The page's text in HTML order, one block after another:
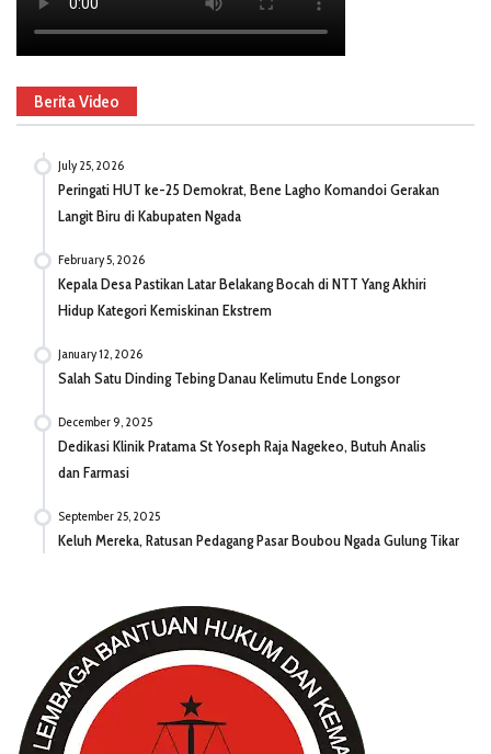
Berita Video
July 25, 2026
Peringati HUT ke-25 Demokrat, Bene Lagho Komandoi Gerakan
Langit Biru di Kabupaten Ngada
February 5, 2026
Kepala Desa Pastikan Latar Belakang Bocah di NTT Yang Akhiri
Hidup Kategori Kemiskinan Ekstrem
January 12, 2026
Salah Satu Dinding Tebing Danau Kelimutu Ende Longsor
December 9, 2025
Dedikasi Klinik Pratama St Yoseph Raja Nagekeo, Butuh Analis
dan Farmasi
September 25, 2025
Keluh Mereka, Ratusan Pedagang Pasar Boubou Ngada Gulung Tikar